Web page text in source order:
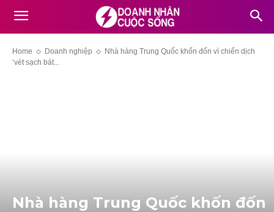
Home Doanh nghiệp
Nhà hàng Trung Quốc khốn đốn vì chiến dịc‌h
‘vét sạch bát...
Nhà hàng Trung Quốc khốn đốn